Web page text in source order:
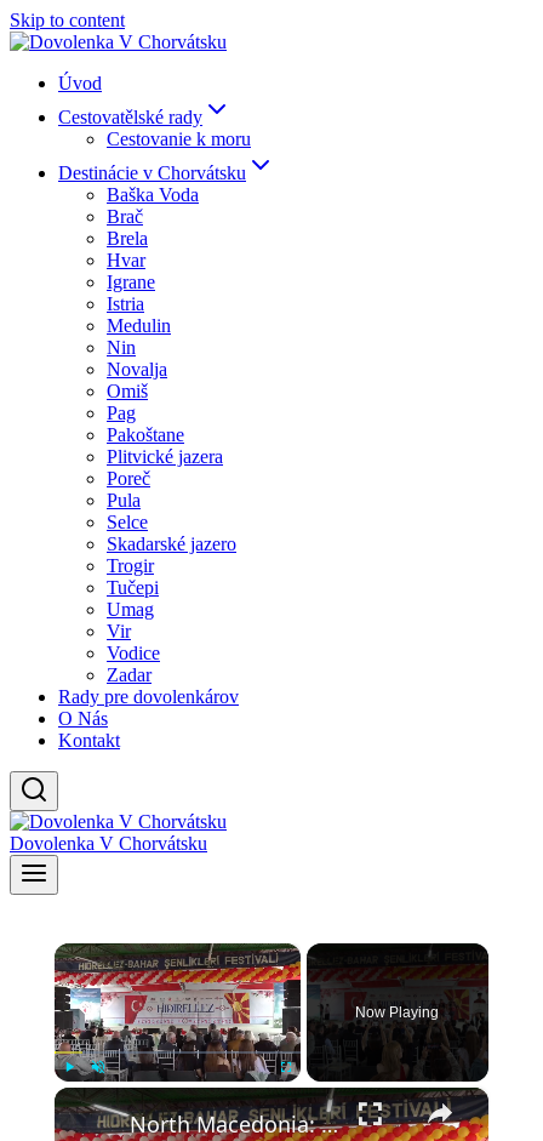
Skip to content
Úvod
Cestovatělské rady
Cestovanie k moru
Destinácie v Chorvátsku
Baška Voda
Brač
Brela
Hvar
Igrane
Istria
Medulin
Nin
Novalja
Omiš
Pag
Pakoštane
Plitvické jazera
Poreč
Pula
Selce
Skadarské jazero
Trogir
Tučepi
Umag
Vir
Vodice
Zadar
Rady pre dovolenkárov
O Nás
Kontakt
Dovolenka V Chorvátsku
×
Play
Now Playing
×
North Macedonia: Valandovo hosts 33rd International Hidirellez Spring Festival in North Macedonia.